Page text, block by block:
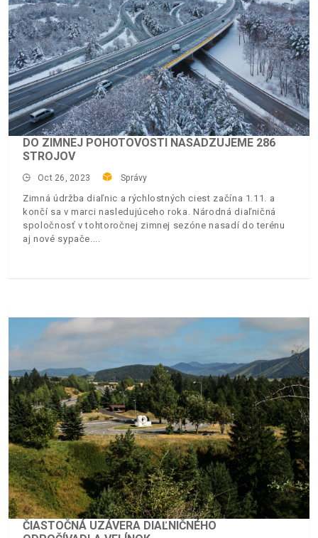
DO ZIMNEJ POHOTOVOSTI NASADZUJEME 286
STROJOV
Oct 26, 2023 Správy
Zimná údržba diaľnic a rýchlostných ciest začína 1.11. a
končí sa v marci nasledujúceho roka. Národná diaľničná
spoločnosť v tohtoročnej zimnej sezóne nasadí do terénu
aj nové sypače.
ČIASTOČNÁ UZÁVERA DIAĽNIČNÉHO